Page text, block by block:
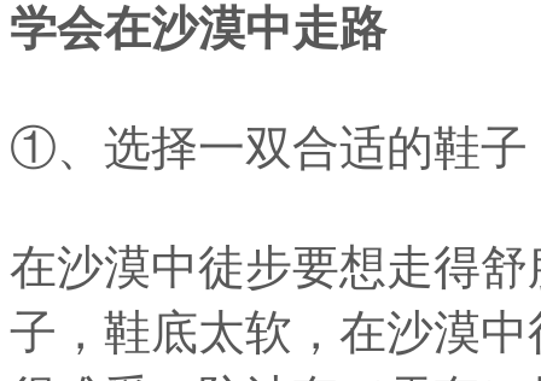
学会在沙漠中走路
①、选择一双合适的鞋子
在沙漠中徒步要想走得
子，鞋底太软，在沙漠